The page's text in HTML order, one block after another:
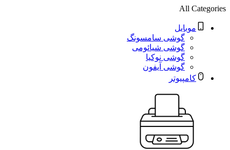
All Categories
موبایل
گوشی سامسونگ
گوشی شیائومی
گوشی نوکیا
گوشی آیفون
کامپیوتر